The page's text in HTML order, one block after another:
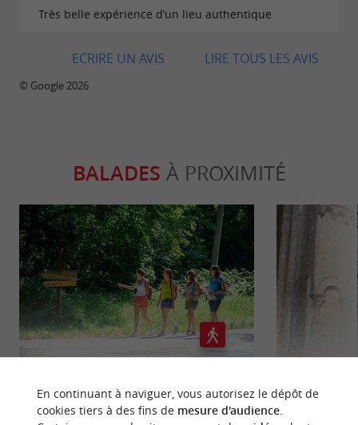
Très belle expérience d’un lieu authentique
LIRE TOUS LES AVIS
ECRIRE UN AVIS
© Google 2026
BALADES À PROXIMITÉ
(temporairement fermé)
Sescas
En continuant à naviguer, vous autorisez le dépôt de
cookies tiers à des fins de mesure d'audience.